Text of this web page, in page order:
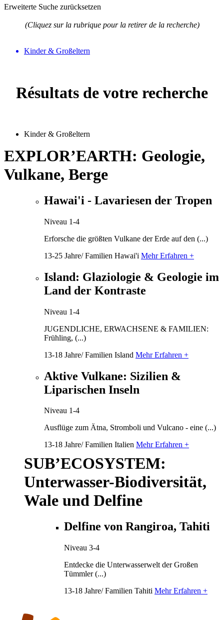
Erweiterte Suche zurücksetzen
(Cliquez sur la rubrique pour la retirer de la recherche)
Kinder & Großeltern
Résultats de votre recherche
Kinder & Großeltern
EXPLOR’EARTH: Geologie,
Vulkane, Berge
Hawai'i - Lavariesen der Tropen
Niveau 1-4
Erforsche die größten Vulkane der Erde auf den (...)
13-25 Jahre/ Familien Hawai'i Mehr Erfahren +
Island: Glaziologie & Geologie im
Land der Kontraste
Niveau 1-4
JUGENDLICHE, ERWACHSENE & FAMILIEN:
Frühling, (...)
13-18 Jahre/ Familien Island Mehr Erfahren +
Aktive Vulkane: Sizilien &
Liparischen Inseln
Niveau 1-4
Ausflüge zum Ätna, Stromboli und Vulcano - eine (...)
13-18 Jahre/ Familien Italien Mehr Erfahren +
SUB’ECOSYSTEM:
Unterwasser-Biodiversität,
Wale und Delfine
Delfine von Rangiroa, Tahiti
Niveau 3-4
Entdecke die Unterwasserwelt der Großen
Tümmler (...)
13-18 Jahre/ Familien Tahiti Mehr Erfahren +